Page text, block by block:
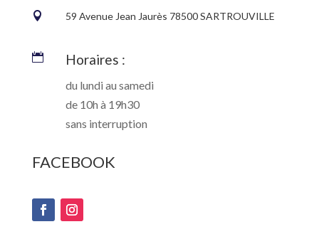
 59 Avenue Jean Jaurès 78500 SARTROUVILLE
 Horaires :
du lundi au samedi
de 10h à 19h30
sans interruption
FACEBOOK